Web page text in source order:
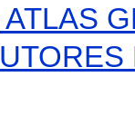
ATLAS